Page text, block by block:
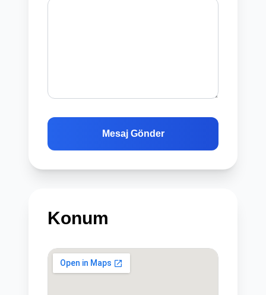
Mesaj Gönder
Konum